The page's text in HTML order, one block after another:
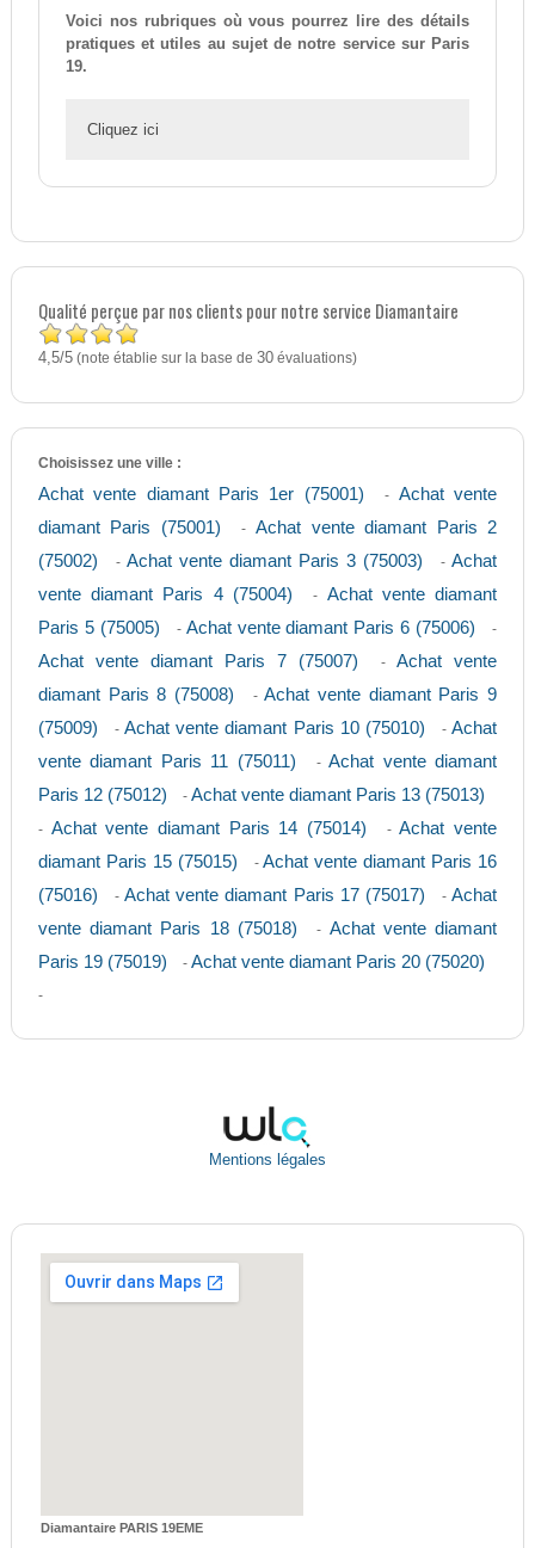
Voici nos rubriques où vous pourrez lire des détails
pratiques et utiles au sujet de notre service sur Paris
19.
Cliquez ici
Qualité perçue par nos clients pour notre service Diamantaire
4,5/5(note établie sur la base de 30évaluations)
Choisissez une ville :
Achat vente diamant Paris 1er (75001) - Achat vente
diamant Paris (75001)
-Achat vente diamant Paris 2
(75002)
- Achat vente diamant Paris 3 (75003) -Achat
vente diamant Paris 4 (75004)
- Achat vente diamant
Paris 5 (75005)
- Achat vente diamant Paris 6 (75006) -
Achat vente diamant Paris 7 (75007) -Achat vente
diamant Paris 8 (75008)
-Achat vente diamant Paris 9
(75009)
-Achat vente diamant Paris 10 (75010) -Achat
vente diamant Paris 11 (75011)
-Achat vente diamant
Paris 12 (75012)
-Achat vente diamant Paris 13 (75013)
- Achat vente diamant Paris 14 (75014) -Achat vente
diamant Paris 15 (75015)
-Achat vente diamant Paris 16
(75016)
-Achat vente diamant Paris 17 (75017) -Achat
vente diamant Paris 18 (75018)
- Achat vente diamant
Paris 19 (75019)
-Achat vente diamant Paris 20 (75020)
-
Mentions légales
Diamantaire PARIS 19EME